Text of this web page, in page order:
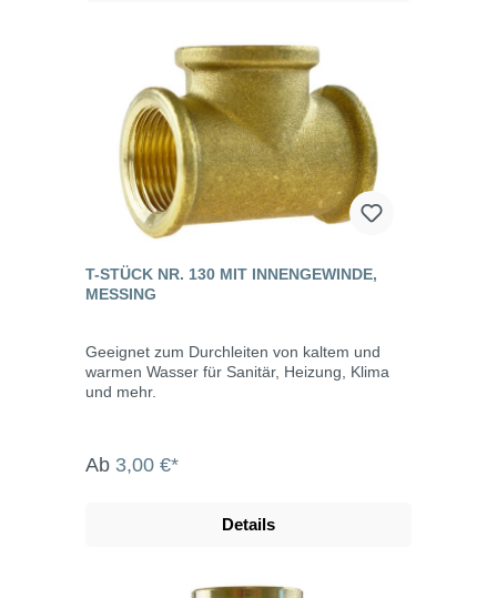
T-STÜCK NR. 130 MIT INNENGEWINDE,
MESSING
Geeignet zum Durchleiten von kaltem und
warmen Wasser für Sanitär, Heizung, Klima
und mehr.
Ab 3,00 €*
Details